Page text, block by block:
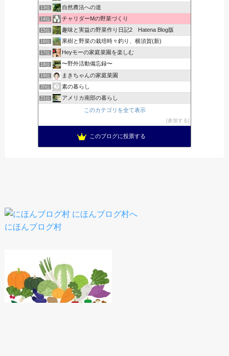
13位 自然農法への道
14位 チャリダーMの野菜づくり
15位 趣味と実益の野菜作り日記2 Hatena Blog版
16位 果樹と野菜の栽培時々釣り、横須賀(新)
17位 Heyモーの家庭菜園を楽しむ
18位 〜野外活動備忘録〜
19位 まきちゃんの家庭菜園
20位 素の暮らし
21位 アメリカ南部の暮らし
このカテゴリを全て表示
参加する
このブログに投票する
にほんブログ村